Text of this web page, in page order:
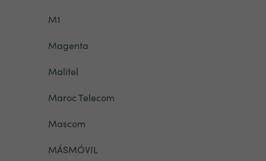
M1
Magenta
Malitel
Maroc Telecom
Mascom
MÁSMÓVIL